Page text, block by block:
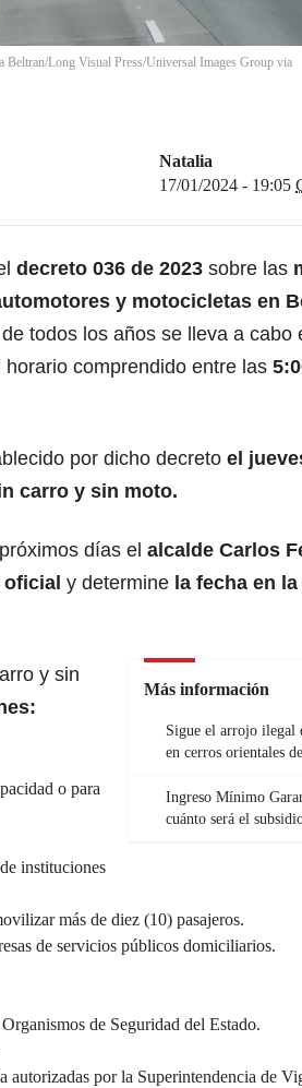
Beltran/Long Visual Press/Universal Images Group via
Natalia
17/01/2024 - 19:05
decreto 036 de 2023 sobre las
y motocicletas en
de todos los años se lleva a cabo
comprendido entre las
por dicho decreto el
carro y sin moto.
días el alcalde Carlos
y determine la fecha en
Más información
Sigue el arrojo ilegal
en cerros orientales
Ingreso Mínimo
cuánto será el
y sin
o para
instituciones
más de diez (10) pasajeros.
de servicios públicos domiciliarios.
de Seguridad del Estado.
por la Superintendencia de